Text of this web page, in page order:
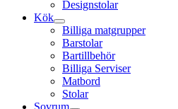
Designstolar
Kök
Billiga matgrupper
Barstolar
Bartillbehör
Billiga Serviser
Matbord
Stolar
Sovrum